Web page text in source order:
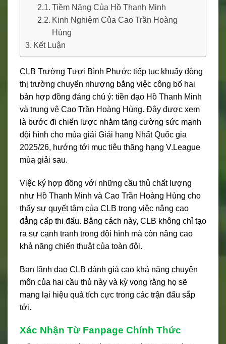
Tiềm Năng Của Hồ Thanh Minh
Kinh Nghiệm Của Cao Trần Hoàng
Hùng
Kết Luận
CLB Trường Tươi Bình Phước tiếp tục khuấy động
thị trường chuyển nhượng bằng việc công bố hai
bản hợp đồng đáng chú ý: tiền đạo Hồ Thanh Minh
và trung vệ Cao Trần Hoàng Hùng. Đây được xem
là bước đi chiến lược nhằm tăng cường sức mạnh
đội hình cho mùa giải Giải hạng Nhất Quốc gia
2025/26, hướng tới mục tiêu thăng hạng V.League
mùa giải sau.
Việc ký hợp đồng với những cầu thủ chất lượng
như Hồ Thanh Minh và Cao Trần Hoàng Hùng cho
thấy sự quyết tâm của CLB trong việc nâng cao
đẳng cấp thi đấu. Bằng cách này, CLB không chỉ tạo
ra sự cạnh tranh trong đội hình mà còn nâng cao
khả năng chiến thuật của toàn đội.
Ban lãnh đạo CLB đánh giá cao khả năng chuyên
môn của hai cầu thủ này và kỳ vọng rằng họ sẽ
mang lại hiệu quả tích cực trong các trận đấu sắp
tới.
Xác Nhận Từ Fanpage Chính Thức